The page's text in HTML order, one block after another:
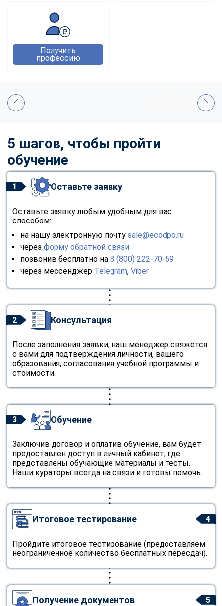
Получить
профессию
5 шагов, чтобы пройти
обучение
1 Оставьте заявку
Оставьте заявку любым удобным для вас
способом:
на нашу электронную почту sale@ecodpo.ru
через форму обратной связи
позвонив бесплатно на 8 (800) 222-70-59
через мессенджер Telegram, Viber
2 Консультация
После заполнения заявки, наш менеджер свяжется
с вами для подтверждения личности, вашего
образования, согласования учебной программы и
стоимости.
3 Обучение
Заключив договор и оплатив обучение, вам будет
предоставлен доступ в личный кабинет, где
представлены обучающие материалы и тесты.
Наши кураторы всегда на связи и готовы помочь.
4
Итоговое тестирование
Пройдите итоговое тестирование (предоставляем
неограниченное количество бесплатных пересдач).
5
Получение документов